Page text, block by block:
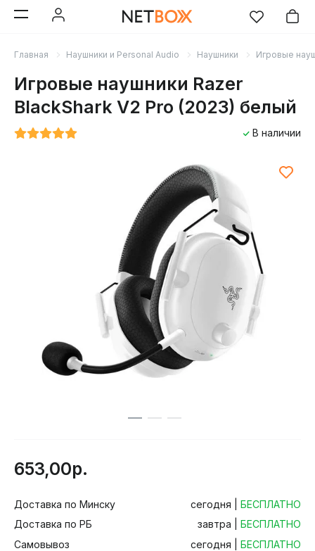
Главная Наушники и Personal Audio Наушники Игровые
Игровые наушники Razer
BlackShark V2 Pro (2023) белый
В наличии
653,00р.
Доставка по Минску сегодня | БЕСПЛАТНО
Доставка по РБ
завтра |
БЕСПЛАТНО
Самовывоз
сегодня | БЕСПЛАТНО